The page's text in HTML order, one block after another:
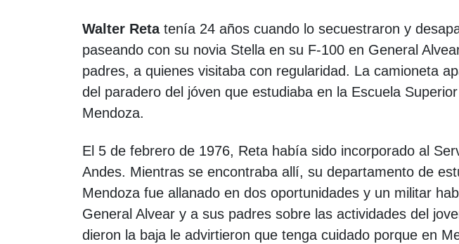
Walter Retatenía 24 años cuando lo secuestraron y
paseando con su novia Stella en su F-100 en General
padres, a quienes visitaba con regularidad. La camioneta
del paradero del jóven que estudiaba en la Escuela
Mendoza.
El 5 de febrero de 1976, Reta había sido incorporado al
Andes. Mientras se encontraba allí, su departamento de
Mendoza fue allanado en dos oportunidades y un militar
General Alvear y a sus padres sobre las actividades del
dieron la baja le advirtieron que tenga cuidado porque en